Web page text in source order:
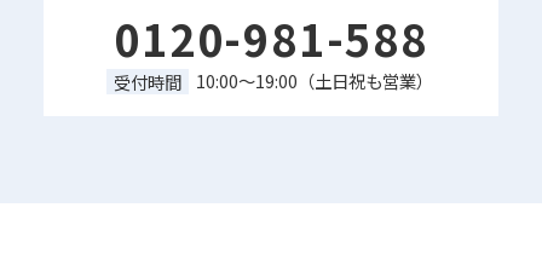
0120-981-588
受付時間 10:00～19:00（土日祝も営業）